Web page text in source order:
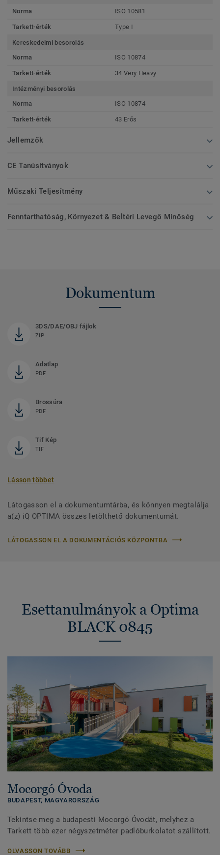
Norma ISO 10581
Tarkett-érték Type I
Kereskedelmi besorolás
Norma
ISO 10874
Tarkett-érték 34 Very Heavy
Intézményi besorolás
Norma
ISO 10874
Tarkett-érték 43 Erős
Jellemzők
CE Tanúsítványok
Műszaki Teljesítmény
Fenntarthatóság, Környezet & Beltéri Levegő Minőség
Dokumentum
3DS/DAE/OBJ fájlok
ZIP
Adatlap
PDF
Brossúra
PDF
Tif Kép
TIF
Lásson többet
Látogasson el a dokumentumtárba, és könnyen megtalálja
a(z) iQ OPTIMA összes letölthető dokumentumát.
LÁTOGASSON EL A DOKUMENTÁCIÓS KÖZPONTBA
Esettanulmányok a Optima
BLACK 0845
Mocorgó Óvoda
BUDAPEST, MAGYARORSZÁG
Tekintse meg a budapesti Mocorgó Óvodát, melyhez a
Tarkett több ezer négyszetméter padlóburkolatot szállított.
OLVASSON TOVÁBB